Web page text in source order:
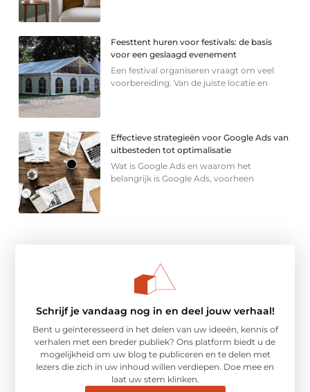
Feesttent huren voor festivals: de basis
voor een geslaagd evenement
Een festival organiseren vraagt om veel
voorbereiding. Van de juiste locatie en
Effectieve strategieën voor Google Ads van
uitbesteden tot optimalisatie
Wat is Google Ads en waarom het
belangrijk is Google Ads, voorheen
Schrijf je vandaag nog in en deel jouw verhaal!
Bent u geïnteresseerd in het delen van uw ideeën, kennis of
verhalen met een breder publiek? Ons platform biedt u de
mogelijkheid om uw blog te publiceren en te delen met
lezers die zich in uw inhoud willen verdiepen. Doe mee en
laat uw stem klinken.